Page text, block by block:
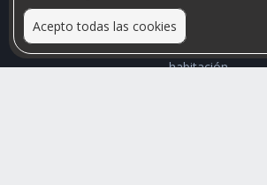
Acepto todas las cookies
Relacionamos personas que arriendan
habitación